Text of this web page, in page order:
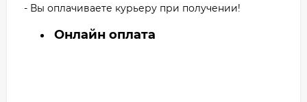
- Вы оплачиваете курьеру при получении!
Онлайн оплата